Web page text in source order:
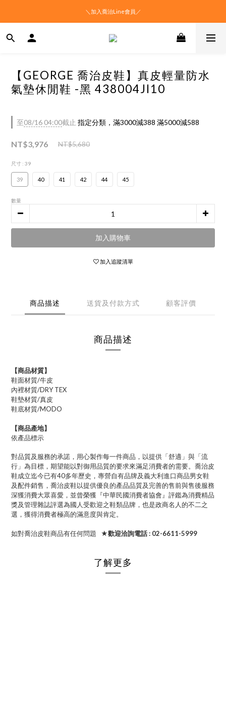
＼加入喬治Line會員／
【GEORGE 喬治皮鞋】真皮輕量防水
氣墊休閒鞋 -黑 438004JI10
至08/16 04:00截止 指定分類，滿3000減388 滿5000減588
NT$3,976 NT$5,680
尺寸 : 39
39 40 41 42 44 45
數量
加入購物車
加入追蹤清單
商品描述 送貨及付款方式 顧客評價
商品描述
【商品材質】
鞋面材質/牛皮
內裡材質/DRY TEX
鞋墊材質/真皮
鞋底材質/MODO
【商品產地】
依產品標示
對品質及服務的承諾，用心製作每一件商品，以提供「舒適」與「流
行」為目標，期望能以對御用品質的要求來滿足消費者的需要。喬治皮
鞋成立迄今已有40多年歷史，專營自有品牌及義大利進口商品男女鞋
及配件銷售，喬治皮鞋以提供優良的產品品質及完善的售前與售後服務
深獲消費大眾喜愛，並曾榮獲『中華民國消費者協會』評鑑為消費精品
獎及管理雜誌評選為國人受歡迎之鞋類品牌，也是政商名人的不二之
選，獲得消費者極高的滿意度與肯定。
如對喬治皮鞋商品有任何問題 ★歡迎洽詢電話 : 02-6611-5999
了解更多